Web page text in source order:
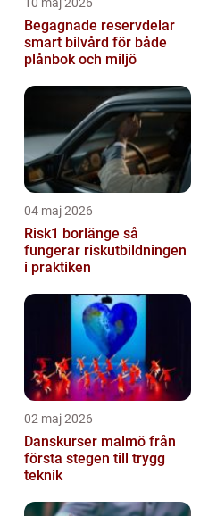
Begagnade reservdelar
smart bilvård för både
plånbok och miljö
04 maj 2026
Risk1 borlänge så
fungerar riskutbildningen
i praktiken
02 maj 2026
Danskurser malmö från
första stegen till trygg
teknik